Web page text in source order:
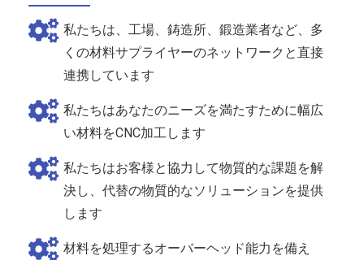
私たちは、工場、鋳造所、鍛造業者など、多
くの材料サプライヤーのネットワークと直接
連携しています
私たちはあなたのニーズを満たすために幅広
い材料をCNC加工します
私たちはお客様と協力して物質的な課題を解
決し、代替の物質的なソリューションを提供
します
材料を処理するオーバーヘッド能力を備え